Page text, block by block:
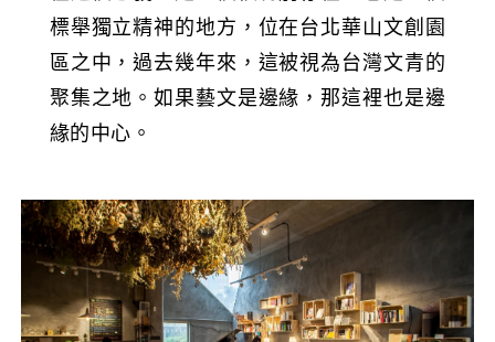
標舉獨立精神的地方，位在台北華山文創園
區之中，過去幾年來，這被視為台灣文青的
聚集之地。如果藝文是邊緣，那這裡也是邊
緣的中心。